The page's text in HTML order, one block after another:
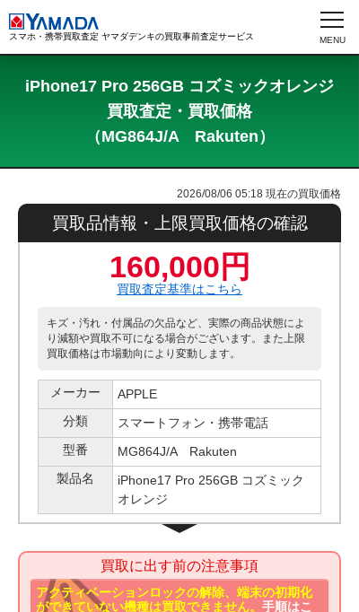
スマホ・携帯買取査定 ヤマダデンキの買取事前査定サービス
iPhone17 Pro 256GB コズミックオレンジ
買取査定・買取価格
（MG864J/A Rakuten）
2026/08/06 05:18 現在の買取価格
買取品情報・上限買取価格の確認
160,000円
買取査定基準はこちら
キズ・汚れ・付属品の欠品など、実際の商品状態によ
り減額や買取不可になる場合がございます。また上限
買取価格は市場動向により変動します。
メーカー
APPLE
分類
スマートフォン・携帯電話
型番
MG864J/A Rakuten
製品名
iPhone17 Pro 256GB コズミック
オレンジ
買取に出す前の注意事項
アクティベーションロックの解除、端末の初期化
ができていない機種は買取できません。手順はこ